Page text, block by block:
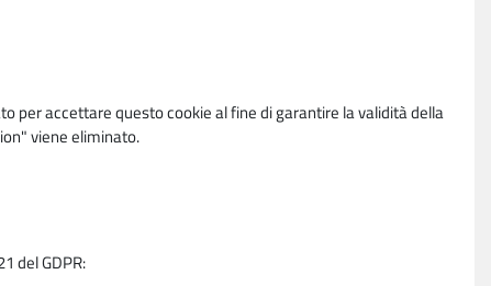
per accettare questo cookie al fine di garantire la validità della
viene eliminato.
del GDPR: